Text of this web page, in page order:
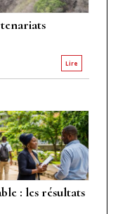
Lire
: les résultats